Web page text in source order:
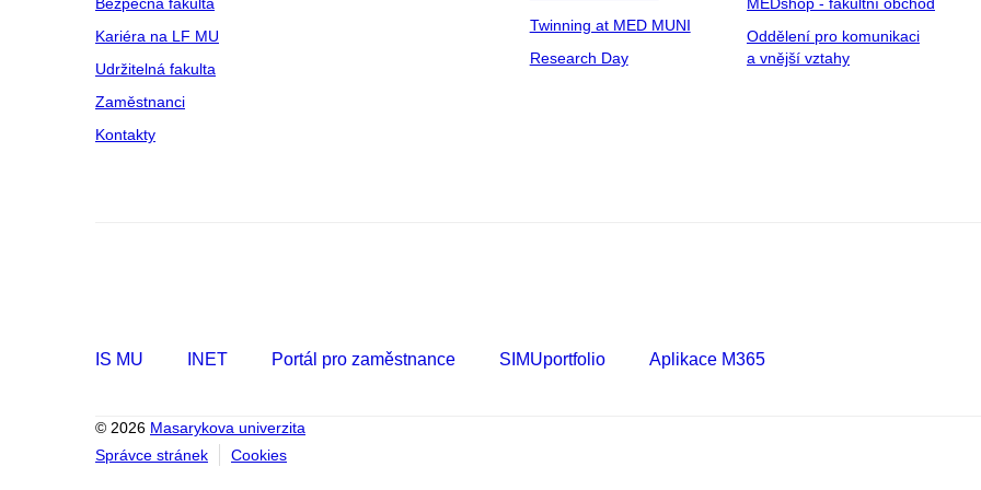
Kariéra na LF MU
Udržitelná fakulta
Zaměstnanci
Kontakty
Twinning at MED MUNI
Research Day
Oddělení pro komunikaci
a vnější vztahy
IS MU INET Portál pro zaměstnance SIMUportfolio Aplikace M365
© 2026 Masarykova univerzita
Správce stránek
Cookies